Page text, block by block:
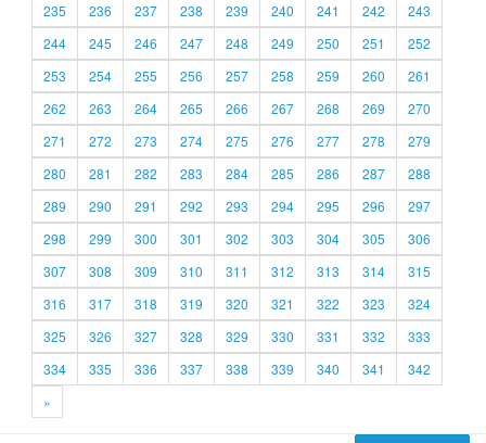
235
236 237 238 239 240 241 242
243
244
245 246 247 248 249 250 251
252
253
254 255 256 257 258 259 260
261
262
263 264 265 266 267 268 269
270
271
272 273 274 275 276 277 278
279
280
281 282 283 284 285 286 287
288
289
290 291 292 293 294 295 296
297
298
299 300 301 302 303 304 305
306
307
308 309 310 311 312 313 314
315
316
317 318 319 320 321 322 323
324
325
326 327 328 329 330 331 332
333
334
335 336 337 338 339 340 341
342
»